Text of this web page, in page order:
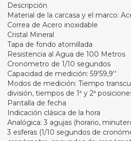
Descripción
Material de la carcasa y el marco:
Correa de Acero inoxidable
Cristal Mineral
Tapa de fondo atornillada
Resistencia al Agua de 100 Metros
Cronómetro de 1/10 segundos
Capacidad de medición: 59'59,9''
Modos de medición: Tiempo
división, tiempos de 1ª y 2ª
Pantalla de fecha
Indicación clásica de la hora
Analógica: 3 agujas (horario,
3 esferas (1/10 segundos de